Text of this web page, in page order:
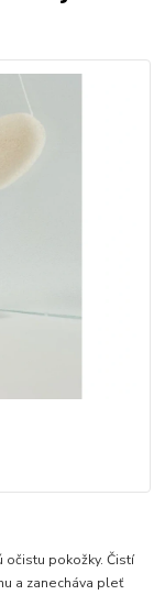
očistu pokožky. Čistí
a zanecháva pleť